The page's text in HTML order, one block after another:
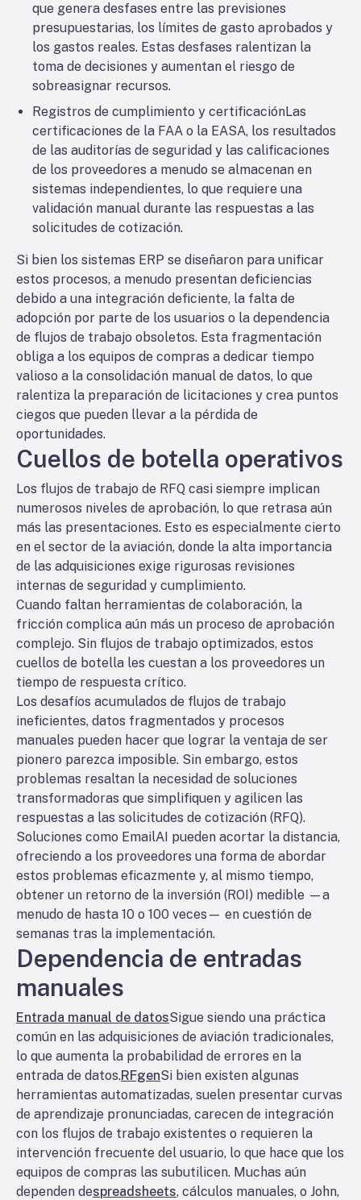
que genera desfases entre las previsiones
presupuestarias, los límites de gasto aprobados y
los gastos reales. Estas desfases ralentizan la
toma de decisiones y aumentan el riesgo de
sobreasignar recursos.
Registros de cumplimiento y certificaciónLas
certificaciones de la FAA o la EASA, los resultados
de las auditorías de seguridad y las calificaciones
de los proveedores a menudo se almacenan en
sistemas independientes, lo que requiere una
validación manual durante las respuestas a las
solicitudes de cotización.
Si bien los sistemas ERP se diseñaron para unificar
estos procesos, a menudo presentan deficiencias
debido a una integración deficiente, la falta de
adopción por parte de los usuarios o la dependencia
de flujos de trabajo obsoletos. Esta fragmentación
obliga a los equipos de compras a dedicar tiempo
valioso a la consolidación manual de datos, lo que
ralentiza la preparación de licitaciones y crea puntos
ciegos que pueden llevar a la pérdida de
oportunidades.
Cuellos de botella operativos
Los flujos de trabajo de RFQ casi siempre implican
numerosos niveles de aprobación, lo que retrasa aún
más las presentaciones. Esto es especialmente cierto
en el sector de la aviación, donde la alta importancia
de las adquisiciones exige rigurosas revisiones
internas de seguridad y cumplimiento.
Cuando faltan herramientas de colaboración, la
fricción complica aún más un proceso de aprobación
complejo. Sin flujos de trabajo optimizados, estos
cuellos de botella les cuestan a los proveedores un
tiempo de respuesta crítico.
Los desafíos acumulados de flujos de trabajo
ineficientes, datos fragmentados y procesos
manuales pueden hacer que lograr la ventaja de ser
pionero parezca imposible. Sin embargo, estos
problemas resaltan la necesidad de soluciones
transformadoras que simplifiquen y agilicen las
respuestas a las solicitudes de cotización (RFQ).
Soluciones como EmailAI pueden acortar la distancia,
ofreciendo a los proveedores una forma de abordar
estos problemas eficazmente y, al mismo tiempo,
obtener un retorno de la inversión (ROI) medible —a
menudo de hasta 10 o 100 veces— en cuestión de
semanas tras la implementación.
Dependencia de entradas
manuales
Entrada manual de datosSigue siendo una práctica
común en las adquisiciones de aviación tradicionales,
lo que aumenta la probabilidad de errores en la
entrada de datos.RFgenSi bien existen algunas
herramientas automatizadas, suelen presentar curvas
de aprendizaje pronunciadas, carecen de integración
con los flujos de trabajo existentes o requieren la
intervención frecuente del usuario, lo que hace que los
equipos de compras las subutilicen. Muchas aún
dependen despreadsheets, cálculos manuales, o John,